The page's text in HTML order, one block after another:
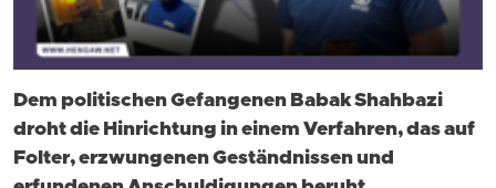
Dem politischen Gefangenen Babak Shahbazi
droht die Hinrichtung in einem Verfahren, das auf
Folter, erzwungenen Geständnissen und